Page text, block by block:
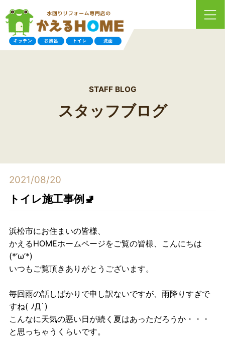
STAFF BLOG
スタッフブログ
2021/08/20
トイレ施工事例🚽
浜松市にお住まいの皆様、
かえるHOMEホームページをご覧の皆様、こんにちは
(*’ω’*)
いつもご覧頂きありがとうございます。
毎回雨の話しばかりで申し訳ないですが、雨降りすぎで
すね( ﾉД`)
こんなに天気の悪い日が続く夏はあっただろうか・・・
と思っちゃうくらいです。